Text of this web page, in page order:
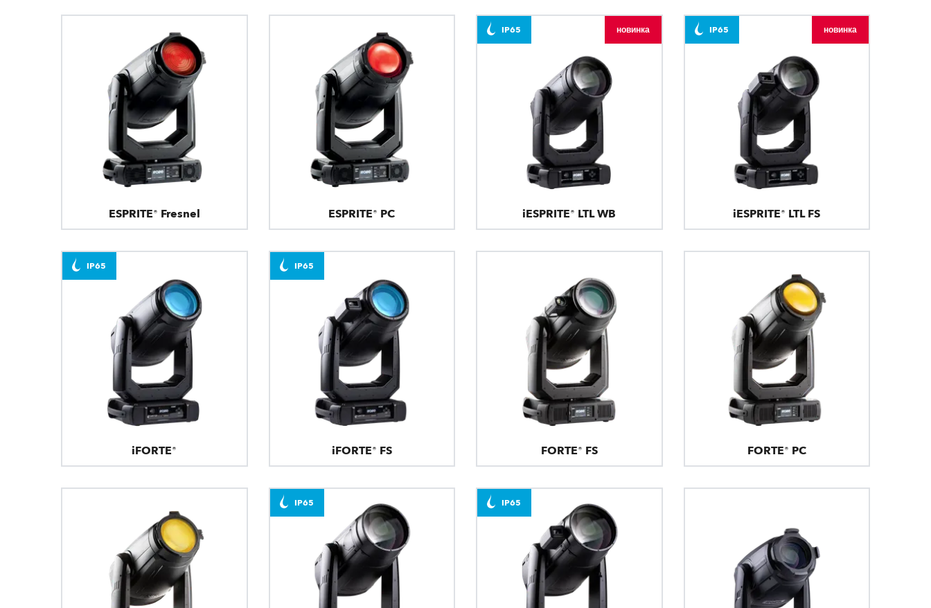
ESPRITE® Fresnel ESPRITE® PC iESPRITE® LTL WB
IP65 новинка
iESPRITE® LTL FS
IP65 новинка
iFORTE®
IP65
iFORTE® FS
IP65
FORTE® FS FORTE® PC
IP65 IP65